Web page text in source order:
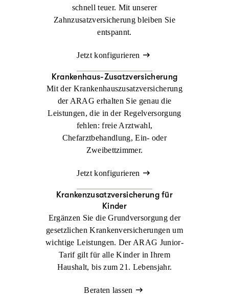
schnell teuer. Mit unserer
Zahnzusatzversicherung bleiben Sie
entspannt.
Jetzt konfigurieren
Krankenhaus-Zusatzversicherung
Mit der Krankenhauszusatzversicherung
der ARAG erhalten Sie genau die
Leistungen, die in der Regelversorgung
fehlen: freie Arztwahl,
Chefarztbehandlung, Ein- oder
Zweibettzimmer.
Jetzt konfigurieren
Krankenzusatz­versicherung für
Kinder
Ergänzen Sie die Grundversorgung der
gesetzlichen Krankenversicherungen um
wichtige Leistungen. Der ARAG Junior-
Tarif gilt für alle Kinder in Ihrem
Haushalt, bis zum 21. Lebensjahr.
Beraten lassen